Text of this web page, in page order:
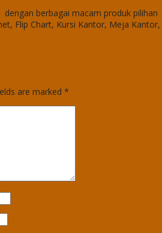
dengan berbagai macam produk pilihan
Flip Chart, Kursi Kantor, Meja
are marked *